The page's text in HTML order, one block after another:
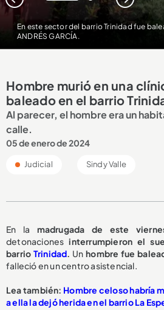
En este sector del barrio Trinidad fue
ANDRÉS GARCÍA.
Hombre murió en una
baleado en el barrio
Al parecer, el hombre era un
calle.
05 de enero de 2024
Judicial Sindy Valle
En la madrugada de este
detonacionesinterrumpieron el
barrio Trinidad. Unhombre fue
falleció en un centro asistencial.
Lea también: Hombre celoso habría
a ella la dejó herida en el barrio La